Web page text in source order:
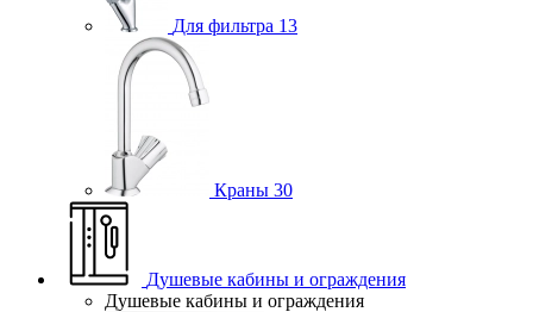
Для фильтра 13
Краны 30
Душевые кабины и ограждения
Душевые кабины и ограждения